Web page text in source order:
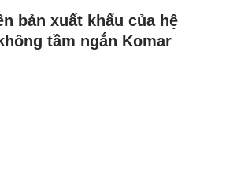
bản xuất khẩu của hệ
tầm ngắn Komar